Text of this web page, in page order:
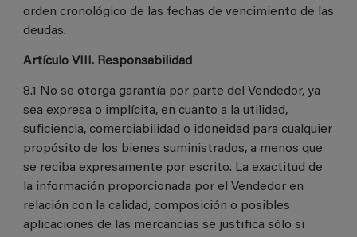
orden cronológico de las fechas de vencimiento de las
deudas.
Artículo VIII. Responsabilidad
8.1 No se otorga garantía por parte del Vendedor, ya
sea expresa o implícita, en cuanto a la utilidad,
suficiencia, comerciabilidad o idoneidad para cualquier
propósito de los bienes suministrados, a menos que
se reciba expresamente por escrito. La exactitud de
la información proporcionada por el Vendedor en
relación con la calidad, composición o posibles
aplicaciones de las mercancías se justifica sólo si